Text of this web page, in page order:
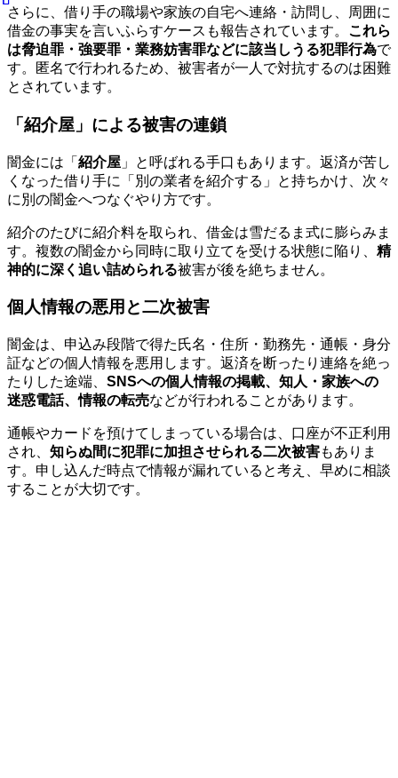
さらに、借り手の職場や家族の自宅へ連絡・訪問し、周囲に
借金の事実を言いふらすケースも報告されています。 これら
は脅迫罪・強要罪・業務妨害罪などに該当しうる犯罪行為で
す。匿名で行われるため、被害者が一人で対抗するのは困難
とされています。
「紹介屋」による被害の連鎖
闇金には「 紹介屋 」と呼ばれる手口もあります。返済が苦し
くなった借り手に「別の業者を紹介する」と持ちかけ、次々
に別の闇金へつなぐやり方です。
紹介のたびに紹介料を取られ、借金は雪だるま式に膨らみま
す。複数の闇金から同時に取り立てを受ける状態に陥り、 精
神的に深く追い詰められる被害が後を絶ちません。
個人情報の悪用と二次被害
闇金は、申込み段階で得た氏名・住所・勤務先・通帳・身分
証などの個人情報を悪用します。返済を断ったり連絡を絶っ
たりした途端、 SNSへの個人情報の掲載、知人・家族への
迷惑電話、情報の転売などが行われることがあります。
通帳やカードを預けてしまっている場合は、口座が不正利用
され、 知らぬ間に犯罪に加担させられる二次被害もありま
す。申し込んだ時点で情報が漏れていると考え、早めに相談
することが大切です。